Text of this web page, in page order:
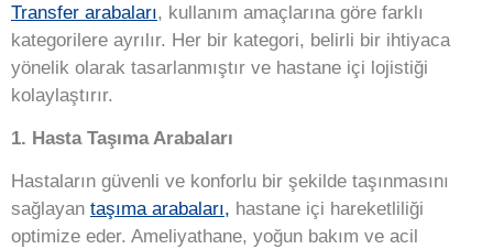
Transfer arabaları, kullanım amaçlarına göre farklı
kategorilere ayrılır. Her bir kategori, belirli bir ihtiyaca
yönelik olarak tasarlanmıştır ve hastane içi lojistiği
kolaylaştırır.
1. Hasta Taşıma Arabaları
Hastaların güvenli ve konforlu bir şekilde taşınmasını
sağlayan taşıma arabaları, hastane içi hareketliliği
optimize eder. Ameliyathane, yoğun bakım ve acil